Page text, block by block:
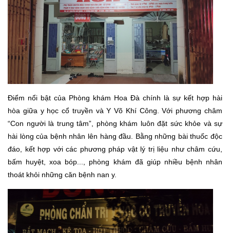
Điểm nổi bật của Phòng khám Hoa Đà chính là sự kết hợp hài
hòa giữa y học cổ truyền và Y Võ Khí Công. Với phương châm
“Con người là trung tâm”, phòng khám luôn đặt sức khỏe và sự
hài lòng của bệnh nhân lên hàng đầu. Bằng những bài thuốc độc
đáo, kết hợp với các phương pháp vật lý trị liệu như châm cứu,
bấm huyệt, xoa bóp..., phòng khám đã giúp nhiều bệnh nhân
thoát khỏi những căn bệnh nan y.